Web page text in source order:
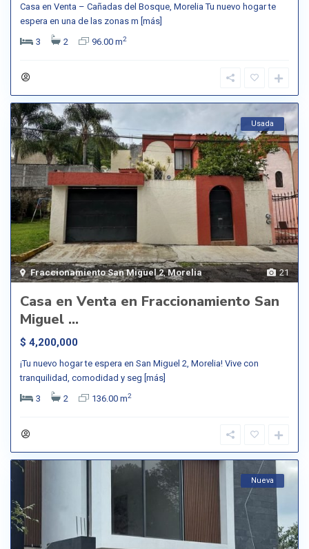
Casa en Venta – Cañadas del Bosque, Morelia Tu nuevo hogar te
espera en una de las zonas m [más]
3
2 96.00 m2
21
Fraccionamiento San Miguel 2,Morelia
Usada
Casa en Venta en Fraccionamiento San
Miguel ...
$ 4,200,000
¡Tu nuevo hogar te espera en San Miguel 2, Morelia! Vive con
tranquilidad, comodidad y seg [más]
3
2 136.00 m2
Nueva